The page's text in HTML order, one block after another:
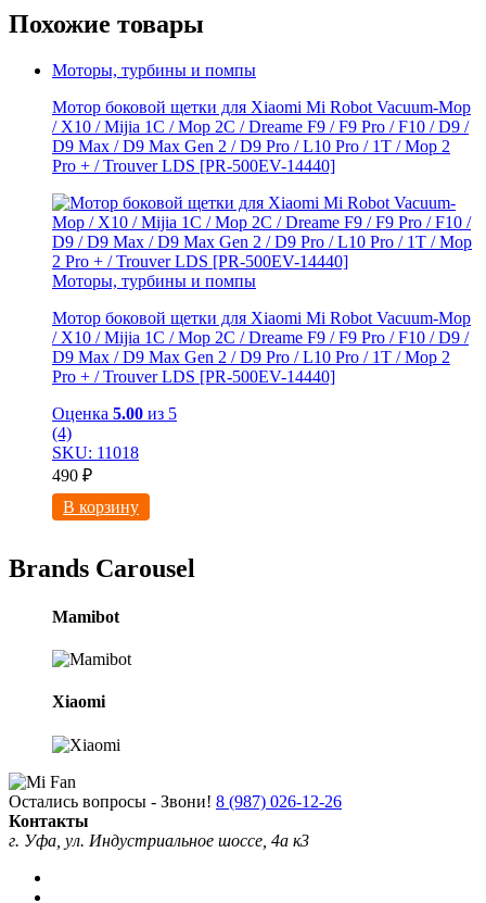
Похожие товары
Моторы, турбины и помпы
Мотор боковой щетки для Xiaomi Mi Robot Vacuum-Mop
/ X10 / Mijia 1C / Mop 2C / Dreame F9 / F9 Pro / F10 / D9 /
D9 Max / D9 Мах Gen 2 / D9 Pro / L10 Pro / 1T / Mop 2
Pro + / Trouver LDS [PR-500EV-14440]
Моторы, турбины и помпы
Мотор боковой щетки для Xiaomi Mi Robot Vacuum-Mop
/ X10 / Mijia 1C / Mop 2C / Dreame F9 / F9 Pro / F10 / D9 /
D9 Max / D9 Мах Gen 2 / D9 Pro / L10 Pro / 1T / Mop 2
Pro + / Trouver LDS [PR-500EV-14440]
Оценка 5.00 из 5
(4)
SKU: 11018
490 ₽
В корзину
Brands Carousel
Mamibot
Xiaomi
Остались вопросы - Звони! 8 (987) 026-12-26
Контакты
г. Уфа, ул. Индустриальное шоссе, 4а к3